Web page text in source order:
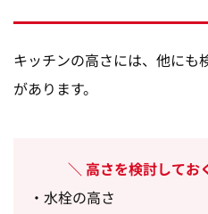
キッチンの高さには、他にも
があります。
高さを検討してお
・水栓の高さ